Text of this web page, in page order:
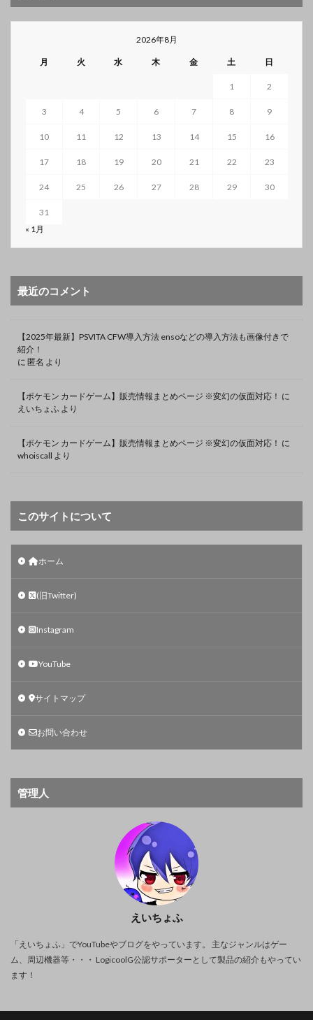
2026年8月
月 火 水 木 金 土 日
1 2
3 4 5 6 7 8 9
10 11 12 13 14 15 16
17 18 19 20 21 22 23
24 25 26 27 28 29 30
31
« 1月
最近のコメント
【2025年最新】PSVITA CFW導入方法 ensoなどの導入方法も画像付きで
紹介！
に 匿名 より
【ポケモン カードゲーム】販売情報まとめページ ※変幻の仮面対応！ に
えいちょふ より
【ポケモン カードゲーム】販売情報まとめページ ※変幻の仮面対応！ に
whoiscall より
このサイトについて
ホーム
(旧Twitter)
Instagram
YouTube
サイトマップ
お問い合わせ
管理人
えいちょふ
「えいちょふ」でYouTubeやブログをやっています。 主なジャンルはゲー
ム、周辺機器等・・・ LogicoolG公認サポーターとして製品の紹介もやってい
ます！